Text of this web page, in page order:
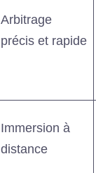
Arbitrage
précis et rapide
Immersion à
distance